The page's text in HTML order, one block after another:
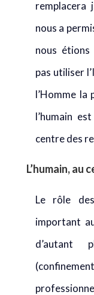
remplacera
nous a
nous
pas utiliser
l’Homme la
l’humain
centre des
L’humain, au
Le rôle
important
d’autant